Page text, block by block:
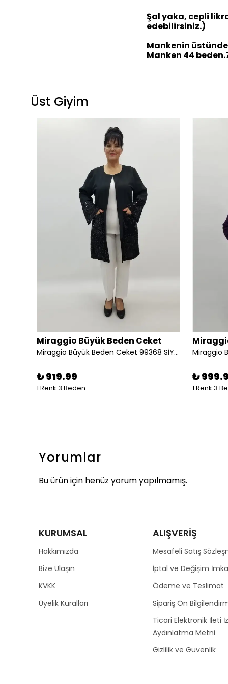
Şal yaka, cepli
edebilirsiniz.)
Mankenin
Manken 44
Üst Giyim
Miraggio Büyük Beden Ceket
Miraggio Büyük Beden Ceket 99368 SİYAH
₺ 919.99
1 Renk 3 Beden
Miraggio
₺
1 Renk 3
Yorumlar
Bu ürün için henüz yorum yapılmamış.
KURUMSAL
Hakkımızda
Bize Ulaşın
KVKK
Üyelik Kuralları
ALIŞVERİŞ
Mesafeli Satış
İptal ve Değişim
Ödeme ve Teslimat
Sipariş Ön
Ticari Elektronik İleti
Aydınlatma Metni
Gizlilik ve Güvenlik